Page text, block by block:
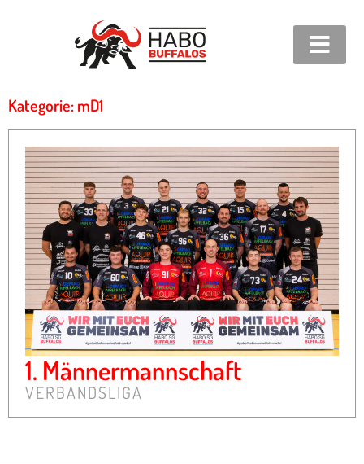
Kategorie: mD1
1. Männermannschaft
VERBANDSLIGA